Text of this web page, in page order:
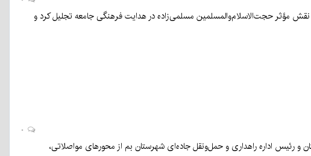
مؤثر حجت‌الاسلام‌والمسلمین مسلمی‌زاده در هدایت فرهنگی جامعه تجلیل کرد و
رئیس اداره راهداری و حمل‌ونقل جاده‌ای شهرستان بم از محورهای مواصلاتی،